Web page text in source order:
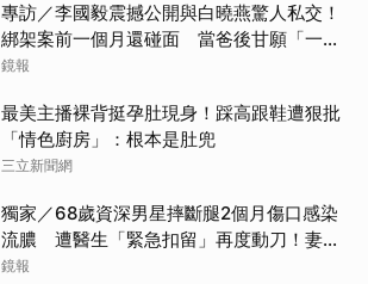
專訪／李國毅震撼公開與白曉燕驚人私交！
綁架案前一個月還碰面 當爸後甘願「一輩
子」親自接送小孩
鏡報
最美主播裸背挺孕肚現身！踩高跟鞋遭狠批
「情色廚房」：根本是肚兜
三立新聞網
獨家／68歲資深男星摔斷腿2個月傷口感染
流膿 遭醫生「緊急扣留」再度動刀！妻心
力交瘁曝現況
鏡報